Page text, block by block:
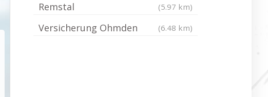
Remstal
(5.97 km)
Versicherung Ohmden (6.48 km)